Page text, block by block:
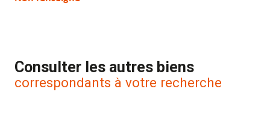
Consulter les autres biens
correspondants à votre recherche